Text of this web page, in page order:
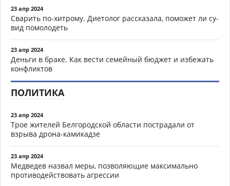
23 апр 2024
Сварить по-хитрому. Диетолог рассказала, поможет ли су-
вид помолодеть
23 апр 2024
Деньги в браке. Как вести семейный бюджет и избежать
конфликтов
ПОЛИТИКА
23 апр 2024
Трое жителей Белгородской области пострадали от
взрыва дрона-камикадзе
23 апр 2024
Медведев назвал меры, позволяющие максимально
противодействовать агрессии